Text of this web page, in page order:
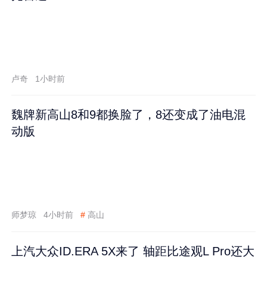
卢奇 1小时前
魏牌新高山8和9都换脸了，8还变成了油电混
动版
师梦琼 4小时前 # 高山
上汽大众ID.ERA 5X来了 轴距比途观L Pro还大